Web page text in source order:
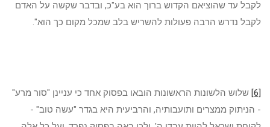
לקבל עד שהוציאם הקדוש ברוך הוא בע"כ, ובדבר שקשה על האדם
לקבל נדרש הרבה פעולות להשריש בלב שמכל מקום כך הוא".
[6] שלוש הלשונות הראשונות הובאו בפסוק אחד כי עניינן "סור מרע"
- הניתוק ממצרים ותועבותיה, והרביעית היא בגדר "עשה טוב" -